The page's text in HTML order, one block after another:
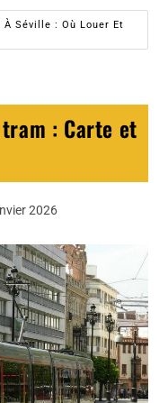
Séville : Où Louer Et
: Carte et
2026